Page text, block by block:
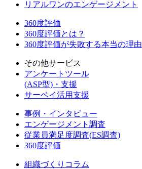
リアルワンのエンゲージメント
360度評価
360度評価とは？
360度評価が失敗する本当の理由
その他サービス
アンケートツール
(ASP型)・支援
サーベイ活用支援
事例・インタビュー
エンゲージメント調査
従業員満足度調査(ES調査)
360度評価
組織づくりコラム